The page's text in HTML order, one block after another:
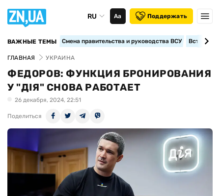
RU Аа Поддержать
ВАЖНЫЕ ТЕМЫ Смена правительства и руководства ВСУ
ГЛАВНАЯ УКРАИНА
ФЕДОРОВ: ФУНКЦИЯ БРОНИРОВАНИЯ
У "ДІЯ" СНОВА РАБОТАЕТ
26 декабря, 2024, 22:51
Поделиться